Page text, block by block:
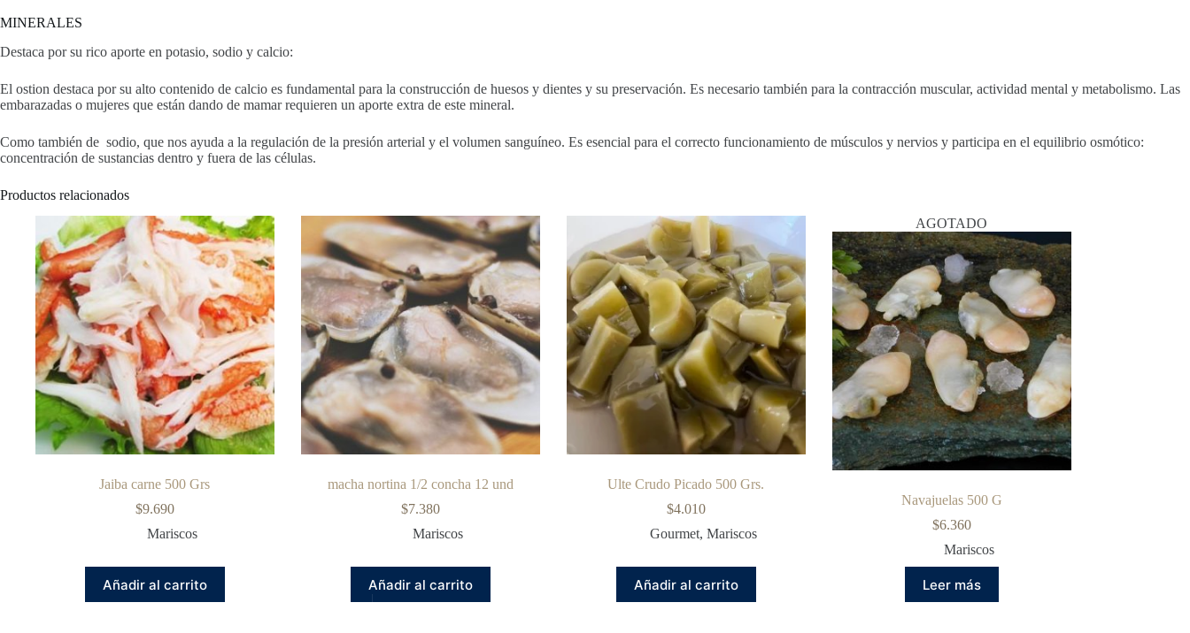
MINERALES
Destaca por su rico aporte en potasio, sodio y calcio:
El ostion destaca por su alto contenido de calcio es fundamental para la construcción de huesos y dientes y su preservación. Es necesario también para la contracción muscular, actividad mental y metabolismo. Las
embarazadas o mujeres que están dando de mamar requieren un aporte extra de este mineral.
Como también de sodio, que nos ayuda a la regulación de la presión arterial y el volumen sanguíneo. Es esencial para el correcto funcionamiento de músculos y nervios y participa en el equilibrio osmótico:
concentración de sustancias dentro y fuera de las células.
Productos relacionados
Jaiba carne 500 Grs
$9.690
Mariscos
Añadir al carrito
macha nortina 1/2 concha 12 und
$7.380
Mariscos
Añadir al carrito
Ulte Crudo Picado 500 Grs.
$4.010
Gourmet,Mariscos
Añadir al carrito
AGOTADO
Navajuelas 500 G
$6.360
Mariscos
Leer más